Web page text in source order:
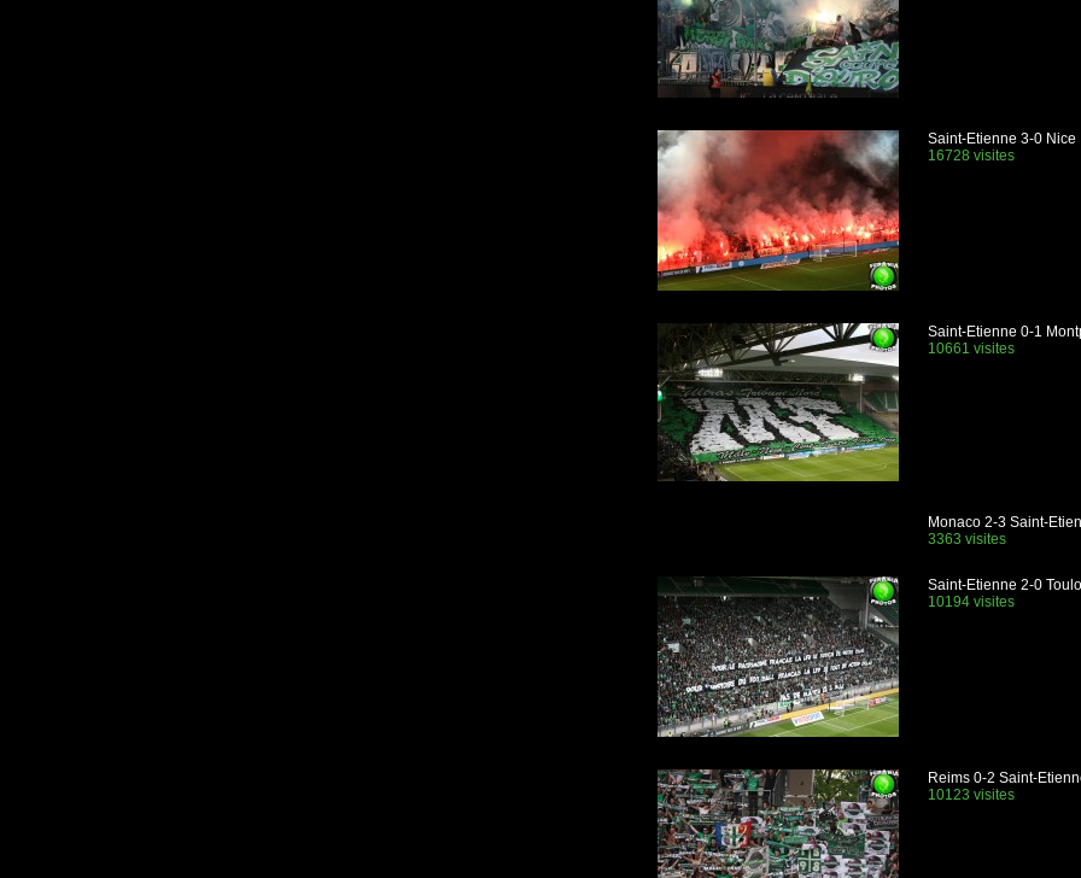
Saint-Etienne 3-0 Nice
16728 visites
Saint-Etienne 0-1
10661 visites
Monaco 2-3 Saint-
3363 visites
Saint-Etienne 2-0
10194 visites
Reims 0-2 Saint-
10123 visites